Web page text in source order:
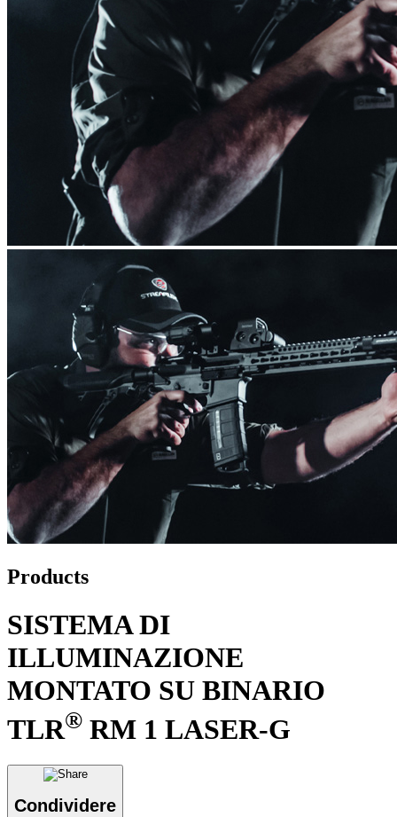
Products
SISTEMA DI
ILLUMINAZIONE
MONTATO SU BINARIO
TLR® RM 1 LASER-G
Condividere